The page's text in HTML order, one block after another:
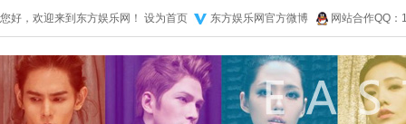
您好，欢迎来到东方娱乐网！ 设为首页 东方娱乐网官方微博 网站合作QQ